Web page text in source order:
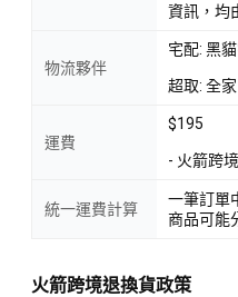
資訊，均
物流夥伴
宅配: 黑
超取: 全
運費
$195
- 火箭跨
統一運費計算
一筆訂單
商品可能
火箭跨境退換貨政策